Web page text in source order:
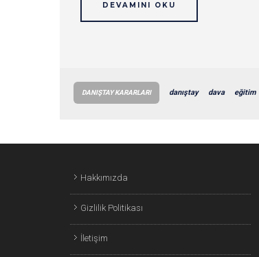
DEVAMINI OKU
DANIŞTAY KARARLARI danıştay dava eğitim
Hakkımızda
Gizlilik Politikası
İletişim